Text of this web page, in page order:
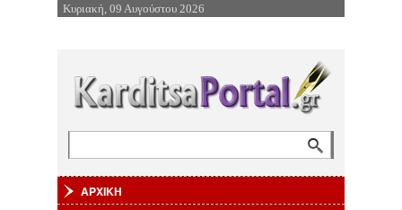
Επιστροφή στην Πλοήγηση
Κυριακή, 09 Αυγούστου 2026
ΑΡΧΙΚΗ